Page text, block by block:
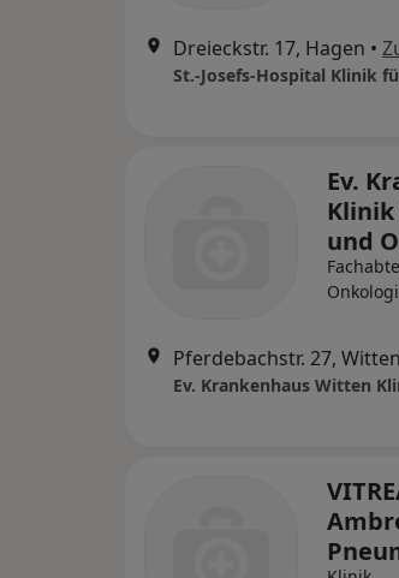
Dreieckstr. 17, Hagen •
Ev.
und
Pferdebachstr. 27, Witten